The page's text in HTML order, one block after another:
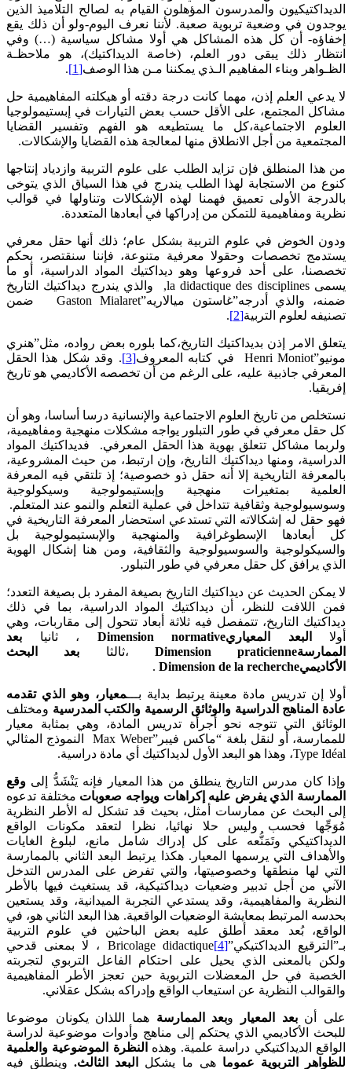
الديداكتيكيون والمدرسون المؤهلون القيام به لصالح التلاميذ الذين
يوجدون في وضعية تربوية صعبة. لأننا نعرف اليوم-ولو أن ذلك يقع
إخفاؤه- أن كل هذه المشاكل هي أولا مشاكل سياسية (…) وفي
انتظار ذلك يبقى دور العلم، (خاصة الديداكتيك)، هو ملاحظـة
الظـواهر وبناء المفاهيم الـذي يمكننا مـن هذا الوصف[1]
.
لا يدعي العلم إذن، مهما كانت درجة دقته أو هيكلته المفاهيمية حل
مشاكل المجتمع، على الأقل حسب بعض التيارات في إبستيمولوجيا
العلوم الاجتماعية،كل ما يستطيعه هو الفهم وتفسير القضايا
المجتمعية من أجل الانطلاق منها لمعالجة هذه القضايا والإشكالات.
من هذا المنطلق فإن تزايد الطلب على علوم التربية وازدياد إنتاجها
كنوع من الاستجابة لهذا الطلب يندرج في هذا السياق الذي يتوخى
بالدرجة الأولى تعميق فهمنا لهذه الإشكالات وتناولها في قوالب
نظرية ومفاهيمية للتمكن من إدراكها في أبعادها المتعددة.
ودون الخوض في علوم التربية بشكل عام؛ ذلك أنها حقل معرفي
يستدمج تخصصات وحقولا معرفية متنوعة، فإننا سنقتصر، بحكم
تخصصنا، على أحد فروعها وهو ديداكتيك المواد الدراسية، أو ما
يسمى la didactique des disciplines, والذي يندرج ديداكتيك التاريخ
ضمنه، والذي أدرجه”غاستون ميالاريه”Gaston Mialaret ضمن
تصنيفه لعلوم التربية[2]
.
يتعلق الامر إذن بديداكتيك التاريخ،كما بلوره بعض رواده، مثل”هنري
مونيو”Henri Moniot في كتابه المعروف
[3]
. وقد شكل هذا الحقل
المعرفي جاذبية عليه، على الرغم من أن تخصصه الأكاديمي هو تاريخ
إفريقيا.
نستخلص من تاريخ العلوم الاجتماعية والإنسانية درسا أساسا، وهو أن
كل حقل معرفي في طور التبلور يواجه مشكلات منهجية ومفاهيمية،
ولربما مشاكل تتعلق بهوية هذا الحقل المعرفي. فديداكتيك المواد
الدراسية، ومنها ديداكتيك التاريخ، وإن ارتبط، من حيث المشروعية،
بالمعرفة التاريخية إلا أنه حقل ذو خصوصية؛ إذ تلتقي فيه المعرفة
العلمية بمتغيرات منهجية وإبستيمولوجية وسيكولوجية
وسوسيولوجية وثقافية تتداخل في عملية التعلم والنمو عند المتعلم.
فهو حقل له إشكالاته التي تستدعي استحضار المعرفة التاريخية في
كل أبعادها الإسطوغرافية والمنهجية والإبستيمولوجية بل
والسيكولوجية والسوسيولوجية والثقافية، ومن هنا إشكال الهوية
الذي يرافق كل حقل معرفي في طور التبلور.
لا يمكن الحديث عن ديداكتيك التاريخ بصيغة المفرد بل بصيغة التعدد؛
فمن اللافت للنظر، أن ديداكتيك المواد الدراسية، بما في ذلك
ديداكتيك التاريخ، تتمفصل فيه ثلاثة أبعاد تتحول إلى مقاربات، وهي
أولا
البعد المعياريDimension normative ، ثانيا بعد
الممارسةDimension praticienne ،ثالثا بعد البحث
الأكاديميDimension de la recherche
.
أولا إن تدريس مادة معينة يرتبط بداية بـــمعيار، وهو الذي تقدمه
عادة المناهج الدراسية والوثائق الرسمية والكتب المدرسية ومختلف
الوثائق التي تتوجه نحو أجرأة تدريس المادة، وهي بمثابة معيار
للممارسة، أو لنقل بلغة “ماكس فيبر”Max Weber النموذج المثالي
Type Idéal، وهذا هو البعد الأول لديداكتيك أي مادة دراسية.
وإذا كان مدرس التاريخ ينطلق من هذا المعيار فإنه يَنْشَدُّ إلى وقع
الممارسة الذي يفرض عليه إكراهات ويواجه صعوبات مختلفة تدعوه
إلى البحث عن ممارسات أمثل، بحيث قد تشكل له الأطر النظرية
مُوَجِّها فحسب وليس حلا نهائيا، نظرا لتعقد مكونات الواقع
الديداكتيكي وتَمَنُّعه على كل إدراك شامل مانع، لبلوغ الغايات
والأهداف التي يرسمها المعيار. هكذا يرتبط البعد الثاني بالممارسة
التي لها منطقها وخصوصيتها، والتي تفرض على المدرس التدخل
الآني من أجل تدبير وضعيات ديداكتيكية، قد يستغيث فيها بالأطر
النظرية والمفاهيمية، وقد يستدعي التجربة الميدانية، وقد يستعين
بحدسه المرتبط بمعايشة الوضعيات الواقعية. هذا البعد الثاني هو، في
الواقع، بُعد معقد أطلق عليه بعض الباحثين في علوم التربية
بـ”الترقيع الديداكتيكي”[4]
Bricolage didactique ، لا بمعنى قدحي
ولكن بالمعنى الذي يحيل على احتكام الفاعل التربوي لتجربته
الخصبة في حل المعضلات التربوية حين تعجز الأطر المفاهيمية
والقوالب النظرية عن استيعاب الواقع وإدراكه بشكل عقلاني.
على أنبعد المعيار وبعد الممارسة هما اللذان يكونان موضوعا
للبحث الأكاديمي الذي يحتكم إلى مناهج وأدوات موضوعية لدراسة
الواقع الديداكتيكي دراسة علمية. وهذه
النظرة الموضوعية والعلمية
للظواهر التربوية عموما هي ما يشكل البعد الثالث.وينطلق فيه